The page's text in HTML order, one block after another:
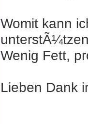
Womit kann
Wenig Fett,
Lieben Dank